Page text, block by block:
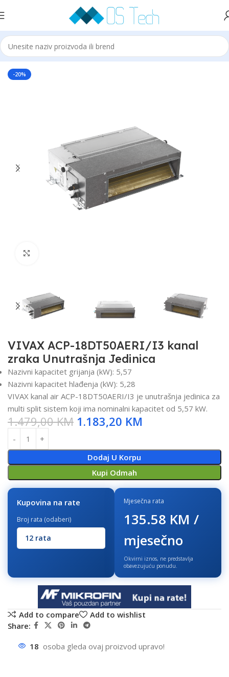
Početna Klime VIVAX
-20%
VIVAX ACP-18DT50AERI/I3 kanal
zraka Unutrašnja Jedinica
Nazivni kapacitet grijanja (kW): 5,57
Nazivni kapacitet hlađenja (kW): 5,28
VIVAX kanal air ACP-18DT50AERI/I3 je unutrašnja jedinica za
multi split sistem koji ima nominalni kapacitet od 5,57 kW.
1.479,00KM 1.183,20 KM
Dodaj U Korpu
Kupi Odmah
Kupovina na rate
Broj rata (odaberi)
Mjesečna rata
135.58 KM /
mjesečno
Okvirni iznos, ne predstavlja
obavezujuću ponudu.
Add to compare
Add to wishlist
Share:
18 osoba gleda ovaj proizvod upravo!